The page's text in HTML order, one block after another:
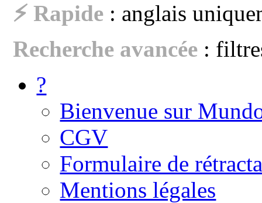
⚡ Rapide : anglais
Recherche avancée :
?
Bienvenue sur
CGV
Formulaire de
Mentions légales